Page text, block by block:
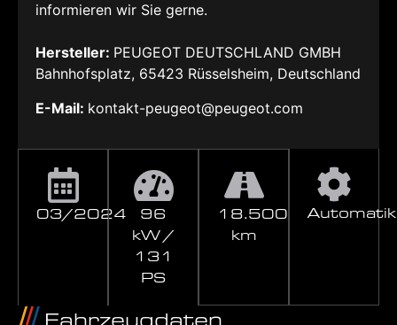
03/2024
96
kW /
131
PS
18.500
km
Automatik
Fahrzeugdaten
informieren wir Sie gerne.
Hersteller: PEUGEOT DEUTSCHLAND GMBH
Bahnhofsplatz, 65423 Rüsselsheim, Deutschland
E-Mail: kontakt-peugeot@peugeot.com